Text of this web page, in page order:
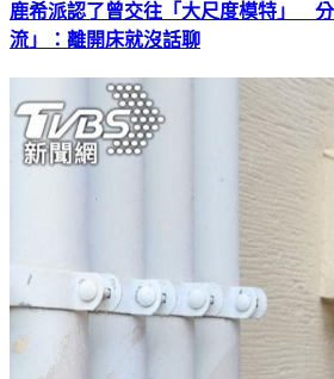
鹿希派認了曾交往「大尺度模特」
流」：離開床就沒話聊